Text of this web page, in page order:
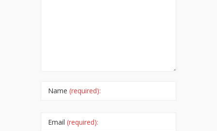
Name (required):
Email (required):